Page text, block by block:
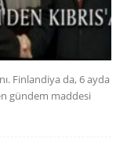
Finlandiya da, 6 ayda
gündem maddesi